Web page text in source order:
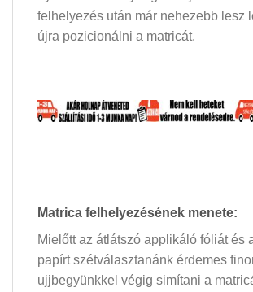
felhelyezés után már nehezebb lesz
újra pozicionálni a matricát.
Matrica felhelyezésének menete:
Mielőtt az átlátszó applikáló fóliát és
papírt szétválasztanánk érdemes
ujjbegyünkkel végig simítani a